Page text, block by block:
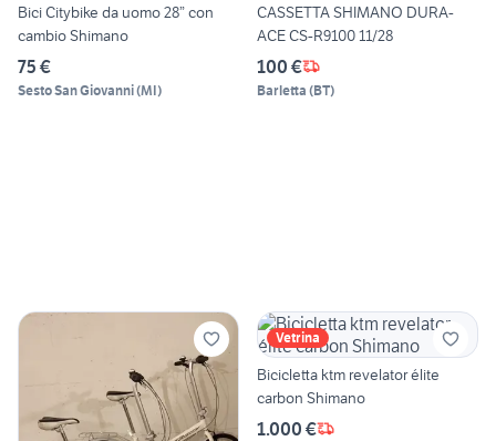
Bici Citybike da uomo 28” con
cambio Shimano
75 €
Sesto San Giovanni(MI)
CASSETTA SHIMANO DURA-
ACE CS-R9100 11/28
100 €
Barletta (BT)
Vetrina
Bicicletta ktm revelator élite
carbon Shimano
1.000 €